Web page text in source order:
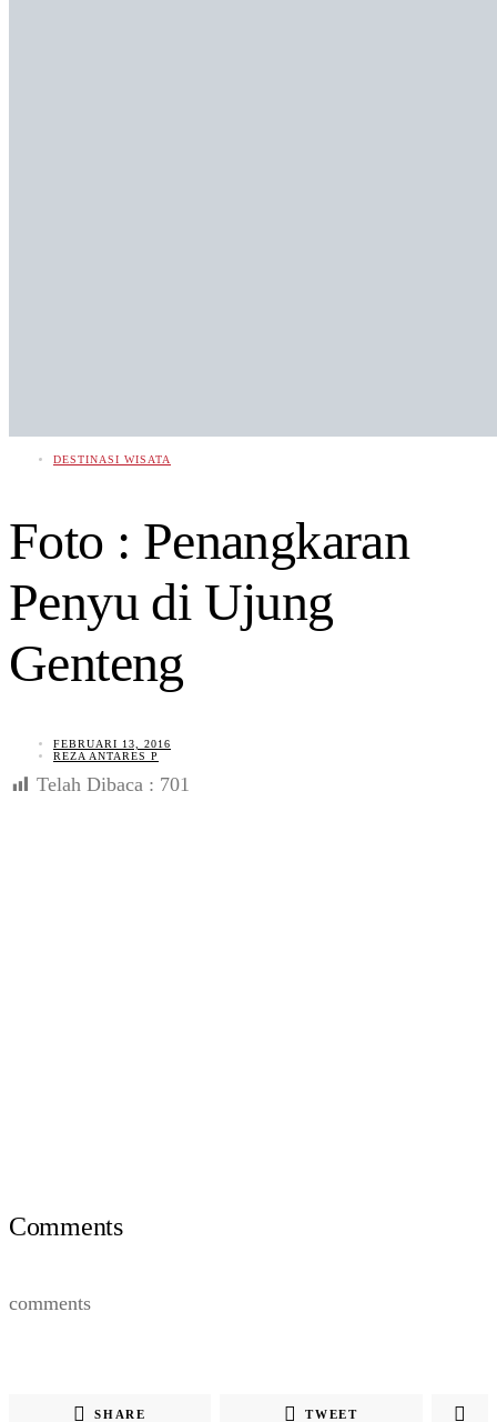
DESTINASI WISATA
Foto : Penangkaran
Penyu di Ujung
Genteng
FEBRUARI 13, 2016
REZA ANTARES P
Telah Dibaca : 701
Comments
comments
SHARE TWEET